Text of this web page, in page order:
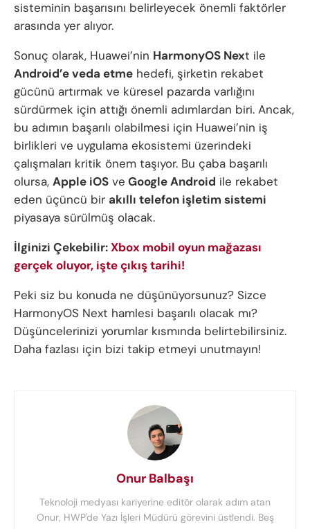
sisteminin başarısını belirleyecek önemli faktörler
arasında yer alıyor.
Sonuç olarak, Huawei’nin HarmonyOS Next ile
Android’e veda etme hedefi, şirketin rekabet
gücünü artırmak ve küresel pazarda varlığını
sürdürmek için attığı önemli adımlardan biri. Ancak,
bu adımın başarılı olabilmesi için Huawei’nin iş
birlikleri ve uygulama ekosistemi üzerindeki
çalışmaları kritik önem taşıyor. Bu çaba başarılı
olursa, Apple iOS ve Google Android ile rekabet
eden üçüncü bir akıllı telefon işletim sistemi
piyasaya sürülmüş olacak.
İlginizi Çekebilir:Xbox mobil oyun mağazası
gerçek oluyor, işte çıkış tarihi!
Peki siz bu konuda ne düşünüyorsunuz? Sizce
HarmonyOS Next hamlesi başarılı olacak mı?
Düşüncelerinizi yorumlar kısmında belirtebilirsiniz.
Daha fazlası için bizi takip etmeyi unutmayın!
Onur Balbaşı
Teknoloji medyası kariyerine editör olarak adım atan
Onur, HWP'de Yazı İşleri Müdürü görevini üstlendi. Beş